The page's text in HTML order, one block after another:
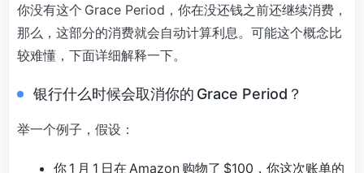
你没有这个 Grace Period，你在没还钱之前还继续消费，
那么，这部分的消费就会自动计算利息。可能这个概念比
较难懂，下面详细解释一下。
银行什么时候会取消你的 Grace Period？
举一个例子，假设：
你 1 月 1 日在 Amazon 购物了 $100，你这次账单的